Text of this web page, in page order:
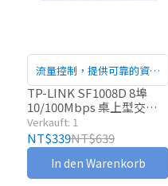
流量控制，提供可靠的資料
傳輸
TP-LINK SF1008D 8埠
10/100Mbps 桌上型交換
器
Verkauft: 1
NT$339NT$639
In den Warenkorb